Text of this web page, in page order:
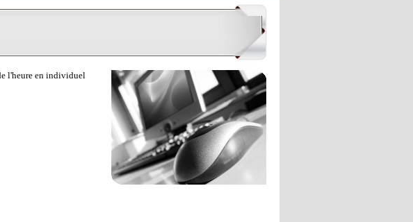
l'heure en individuel